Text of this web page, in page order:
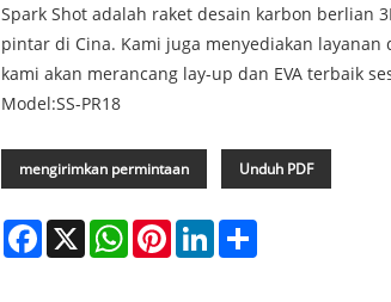
Spark Shot adalah raket desain karbon berlian
pintar di Cina. Kami juga menyediakan
kami akan merancang lay-up dan EVA terbaik
Model:SS-PR18
mengirimkan permintaan Unduh PDF
Facebook
X WhatsAppPinterestLinkedInShare